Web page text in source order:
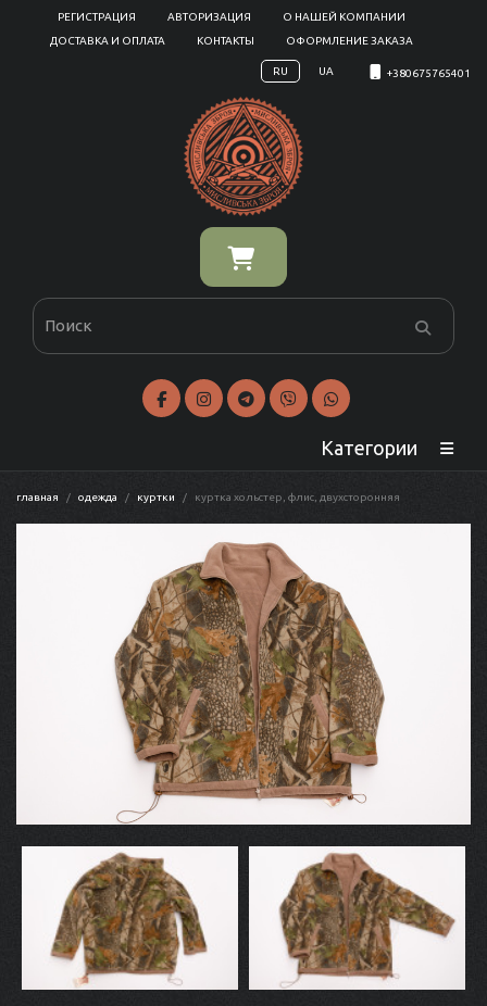
РЕГИСТРАЦИЯ АВТОРИЗАЦИЯ
О НАШЕЙ КОМПАНИИ
ДОСТАВКА И ОПЛАТА
КОНТАКТЫ ОФОРМЛЕНИЕ ЗАКАЗА
RU UA +380675765401
Категории
главная одежда куртки куртка хольстер, флис, двухсторонняя